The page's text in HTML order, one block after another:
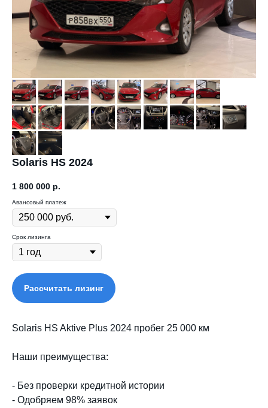
Solaris HS 2024
1 800 000 р.
Авансовый платеж
Срок лизинга
Рассчитать лизинг
Solaris HS Aktive Plus 2024 пробег 25 000 км
Наши преимущества:
- Без проверки кредитной истории
- Одобряем 98% заявок